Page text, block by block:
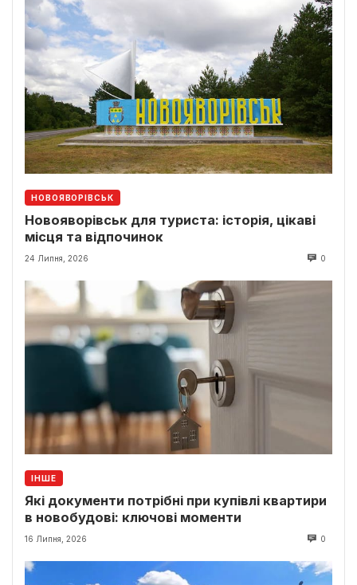
НОВОЯВОРІВСЬК
Новояворівськ для туриста: історія, цікаві
місця та відпочинок
24 Липня, 2026 0
ІНШЕ
Які документи потрібні при купівлі квартири
в новобудові: ключові моменти
16 Липня, 2026 0